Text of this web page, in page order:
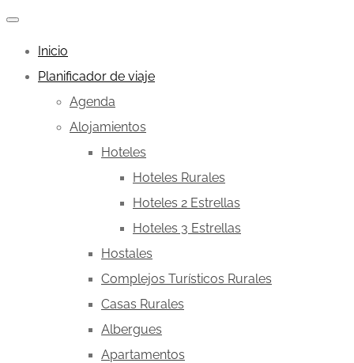
Inicio
Planificador de viaje
Agenda
Alojamientos
Hoteles
Hoteles Rurales
Hoteles 2 Estrellas
Hoteles 3 Estrellas
Hostales
Complejos Turísticos Rurales
Casas Rurales
Albergues
Apartamentos